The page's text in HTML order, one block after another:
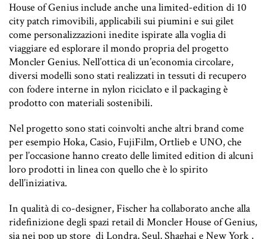
House of Genius include anche una limited-edition di 10
city patch rimovibili, applicabili sui piumini e sui gilet
come personalizzazioni inedite ispirate alla voglia di
viaggiare ed esplorare il mondo propria del progetto
Moncler Genius. Nell’ottica di un’economia circolare,
diversi modelli sono stati realizzati in tessuti di recupero
con fodere interne in nylon riciclato e il packaging è
prodotto con materiali sostenibili.
Nel progetto sono stati coinvolti anche altri brand come
per esempio Hoka, Casio, FujiFilm, Ortlieb e UNO, che
per l’occasione hanno creato delle limited edition di alcuni
loro prodotti in linea con quello che è lo spirito
dell’iniziativa.
In qualità di co-designer, Fischer ha collaborato anche alla
ridefinizione degli spazi retail di Moncler House of Genius,
sia nei pop up store di Londra, Seul, Shaghai e New York ,